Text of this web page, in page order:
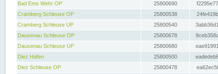
Bad Ems Wehr OP
25800690
Cramberg Schleuse OP
25800538
Cramberg Schleuse UP
25800540
Dausenau Schleuse OP
25800678
Dausenau Schleuse UP
25800680
Diez Hafen
25800500
Diez Schleuse OP
25800478